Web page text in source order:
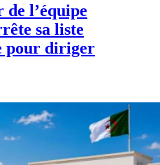
l’équipe
sa liste
pour diriger